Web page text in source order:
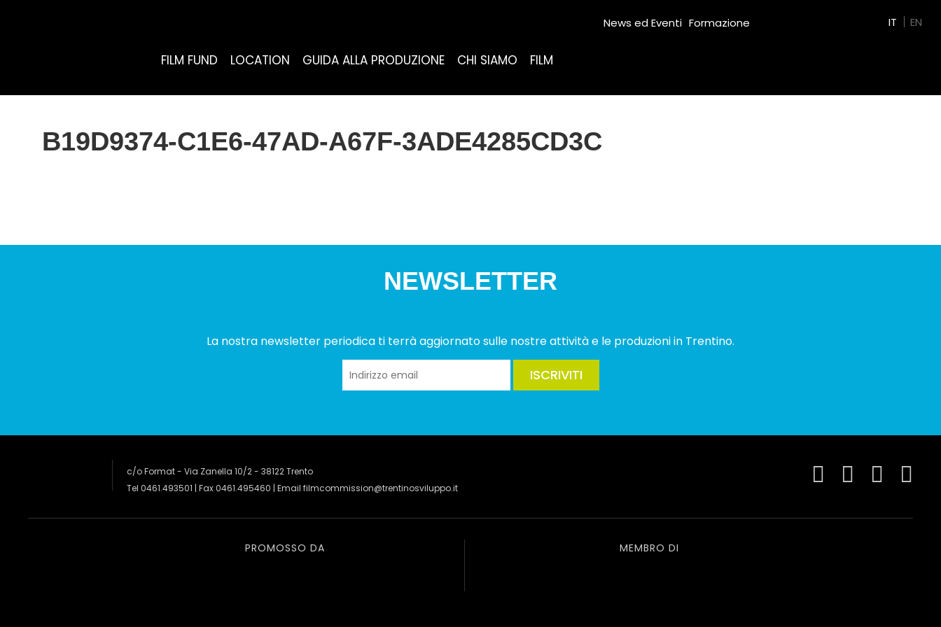
FILM FUND LOCATION GUIDA ALLA PRODUZIONE CHI SIAMO FILM
News ed Eventi Formazione IT EN
B19D9374-C1E6-47AD-A67F-3ADE4285CD3C
NEWSLETTER
La nostra newsletter periodica ti terrà aggiornato sulle nostre attività e le produzioni in Trentino.
ISCRIVITI
c/o Format - Via Zanella 10/2 - 38122 Trento
Tel 0461.493501 | Fax 0461.495460 | Email filmcommission@trentinosviluppo.it
PROMOSSO DA MEMBRO DI